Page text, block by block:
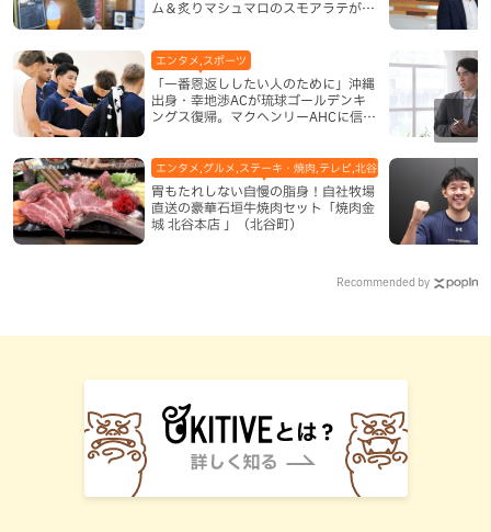
ム＆炙りマシュマロのスモアラテが絶
「一番恩返ししたい人のために」沖縄
出身・幸地渉ACが琉球ゴールデンキ
ングス復帰。マクヘンリーAHCに信頼
エンタメ,スポーツ
胃もたれしない自慢の脂身！自社牧場
直送の豪華石垣牛焼肉セット「焼肉金
城 北谷本店 」（北谷町）
エンタメ,グルメ,ステーキ・焼肉,テレビ,北谷町,地域,本島中部
Recommended by